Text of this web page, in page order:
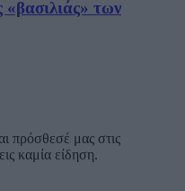
των
πρόσθεσέ μας στις
καμία είδηση.